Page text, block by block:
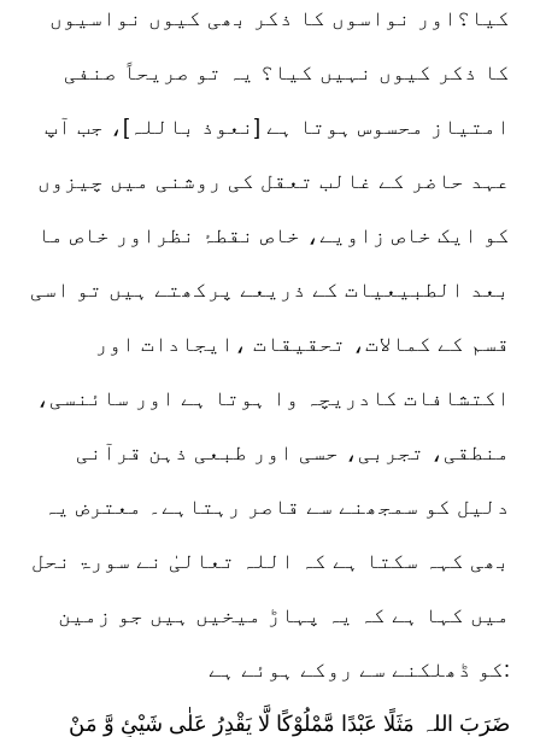
کیا؟اور نواسوں کا ذکر بھی کیوں نواسیوں
کا ذکر کیوں نہیں کیا؟ یہ تو صریحاً صنفی
امتیاز محسوس ہوتا ہے [نعوذ باللہ]، جب آپ
عہد حاضر کے غالب تعقل کی روشنی میں چیزوں
کو ایک خاص زاویے، خاص نقطۂ نظراور خاص ما
بعد الطبیعیات کے ذریعے پرکھتے ہیں تو اسی
قسم کے کمالات، تحقیقات ،ایجادات اور
اکتشافات کادریچہ وا ہوتا ہے اور سائنسی،
منطقی، تجربی، حسی اور طبعی ذہن قرآنی
دلیل کو سمجھنے سے قاصر رہتاہے۔ معترض یہ
بھی کہہ سکتا ہے کہ اللہ تعالیٰ نے سورۃ نحل
میں کہا ہے کہ یہ پہاڑ میخیں ہیں جو زمین
کو ڈھلکنے سے روکے ہوئے ہے:
ضَرَبَ اللہ مَثَلًا عَبْدًا مَّمْلُوْکًا لَّا یَقْدِرُ عَلٰی شَیْئٍ وَّ مَنْ